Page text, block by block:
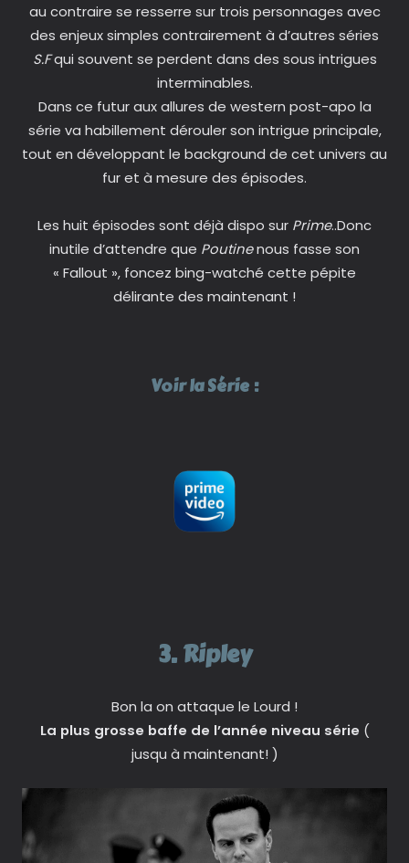
au contraire se resserre sur trois personnages avec
des enjeux simples contrairement à d’autres séries
S.Fqui souvent se perdent dans des sous intrigues
interminables.
Dans ce futur aux allures de western post-apo la
série va habillement dérouler son intrigue principale,
tout en développant le background de cet univers au
fur et à mesure des épisodes.
Les huit épisodes sont déjà dispo sur Prime..Donc
inutile d’attendre que Poutinenous fasse son
« Fallout », foncez bing-watché cette pépite
délirante des maintenant !
Voir la Série :
3. Ripley
Bon la on attaque le Lourd !
La plus grosse baffe de l’année niveau série (
jusqu à maintenant! )